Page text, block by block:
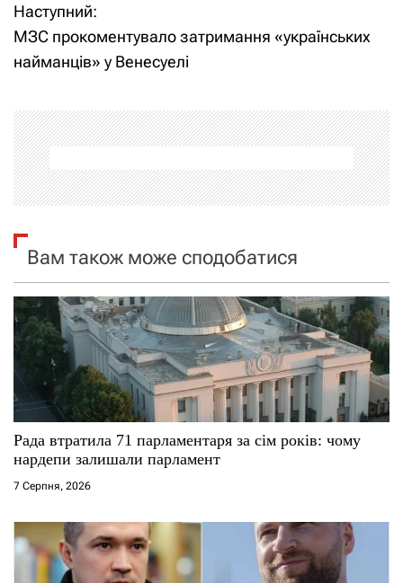
в
і
а
ц
і
я
з
а
п
и
с
і
в
Наступний:
МЗС прокоментувало затримання «українських
найманців» у Венесуелі
Вам також може сподобатися
Рада втратила 71 парламентаря за сім років: чому
нардепи залишали парламент
7 Серпня, 2026